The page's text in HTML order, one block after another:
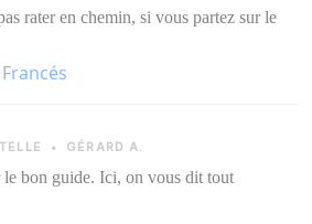
rater en chemin, si vous partez sur le
• GÉRARD A.
le bon guide. Ici, on vous dit tout